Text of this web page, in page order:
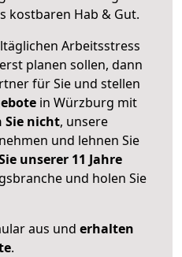
kostbaren Hab & Gut.
Arbeitsstress
planen sollen, dann
für Sie und stellen
in Würzburg mit
Sie nicht, unsere
und lehnen Sie
unserer 11 Jahre
und holen Sie
aus und erhalten
.